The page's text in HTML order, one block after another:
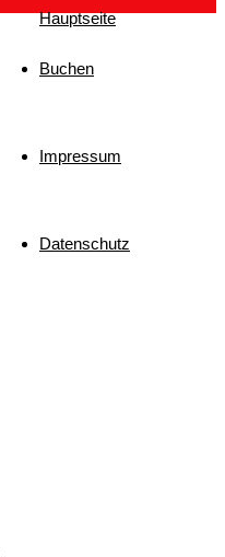
Hauptseite
Buchen
Impressum
Datenschutz